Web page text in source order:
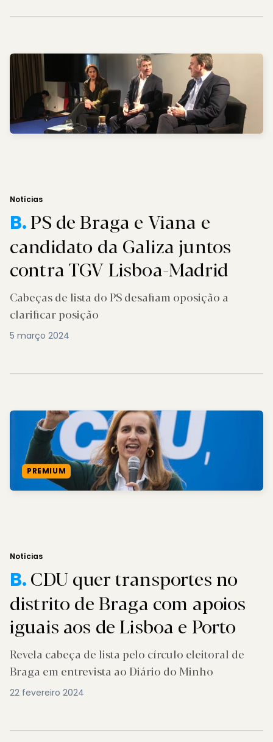
Notícias
B.PS de Braga e Viana e
candidato da Galiza juntos
contra TGV Lisboa-Madrid
Cabeças de lista do PS desafiam oposição a
clarificar posição
5 março 2024
PREMIUM
Notícias
B.CDU quer transportes no
distrito de Braga com apoios
iguais aos de Lisboa e Porto
Revela cabeça de lista pelo círculo eleitoral de
Braga em entrevista ao Diário do Minho
22 fevereiro 2024